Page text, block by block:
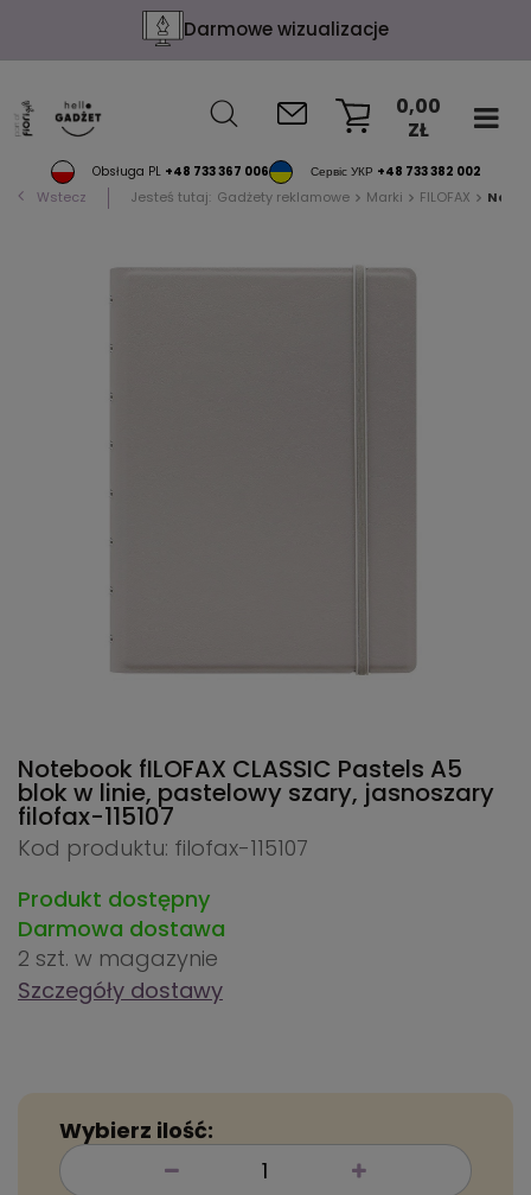
Darmowe wizualizacje
Obsługa PL +48 733 367 006 Сервіс УКР +48 733 382 002
0,00
ZŁ
Wstecz Jesteś tutaj: Gadżety reklamowe Marki FILOFAX
Notebook fILOFAX CLASSIC Pastels A5
blok w linie, pastelowy szary, jasnoszary
filofax-115107
Kod produktu: filofax-115107
Produkt dostępny
Darmowa dostawa
2 szt. w magazynie
Szczegóły dostawy
Wybierz ilość: